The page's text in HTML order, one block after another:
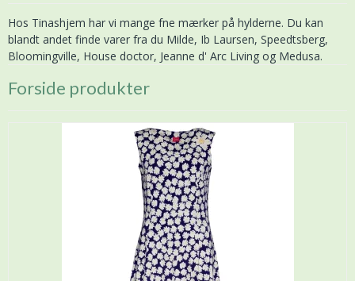
Hos Tinashjem har vi mange fne mærker på hylderne. Du kan
blandt andet finde varer fra du Milde, Ib Laursen, Speedtsberg,
Bloomingville, House doctor, Jeanne d' Arc Living og Medusa.
Forside produkter